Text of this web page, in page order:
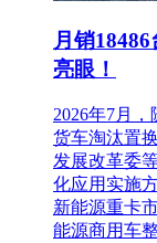
月销
亮眼！
2026年7月
货车淘汰置
发展改革委
化应用实施
新能源重卡
能源商用车